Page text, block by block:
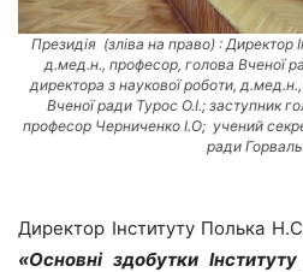
Президія (зліва на право) : Директор
д.мед.н., професор, голова Вченої
директора з наукової роботи,
Вченої ради Турос О.І.; заступник
професор Черниченко І.О; учений
ради
Директор Інституту Полька
«Основні здобутки